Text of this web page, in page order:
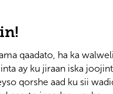
qaadato, ha ka
ay ku jiraan iska
qorshe aad ku sii